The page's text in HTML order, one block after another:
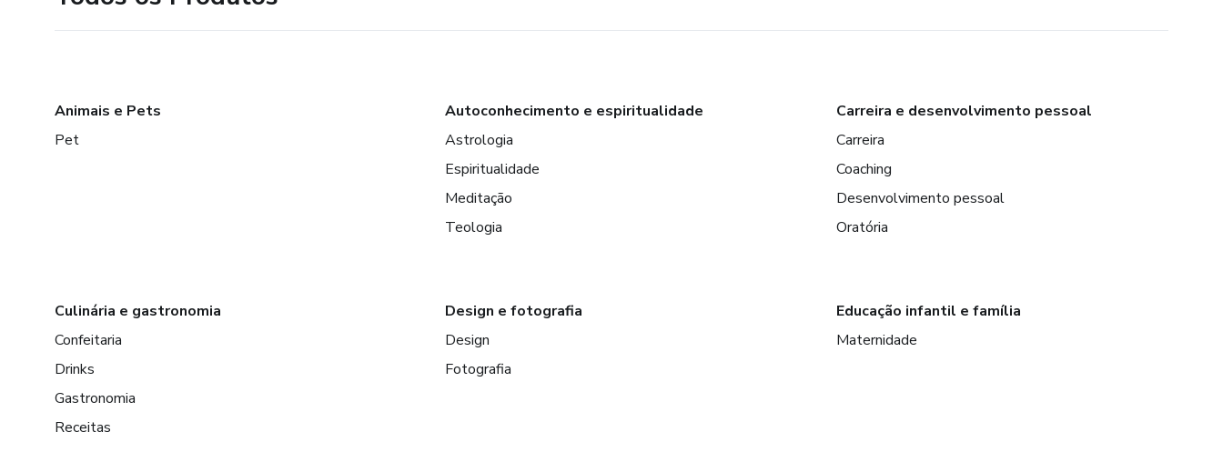
Animais e Pets
Pet
Autoconhecimento e espiritualidade
Astrologia
Espiritualidade
Meditação
Teologia
Carreira e desenvolvimento pessoal
Carreira
Coaching
Desenvolvimento pessoal
Oratória
Culinária e gastronomia
Confeitaria
Drinks
Gastronomia
Receitas
Design e fotografia
Design
Fotografia
Educação infantil e família
Maternidade